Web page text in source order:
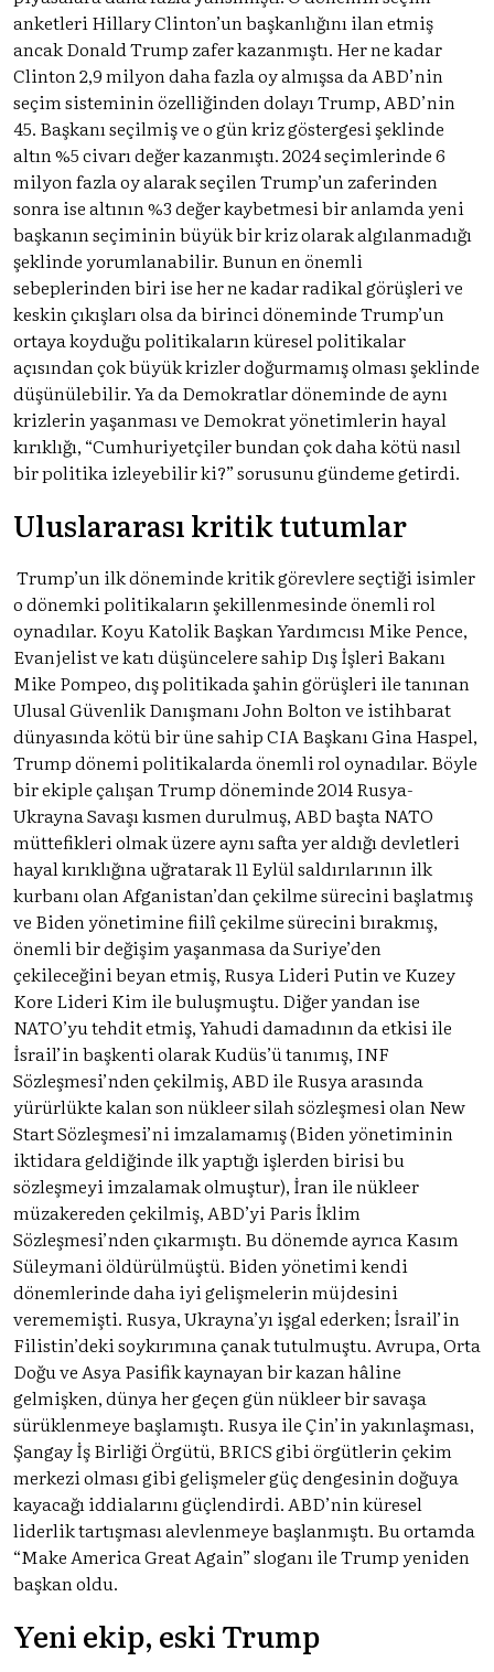
anketleri Hillary Clinton’un başkanlığını ilan etmiş
ancak Donald Trump zafer kazanmıştı. Her ne kadar
Clinton 2,9 milyon daha fazla oy almışsa da ABD’nin
seçim sisteminin özelliğinden dolayı Trump, ABD’nin
45. Başkanı seçilmiş ve o gün kriz göstergesi şeklinde
altın %5 civarı değer kazanmıştı. 2024 seçimlerinde 6
milyon fazla oy alarak seçilen Trump’un zaferinden
sonra ise altının %3 değer kaybetmesi bir anlamda yeni
başkanın seçiminin büyük bir kriz olarak algılanmadığı
şeklinde yorumlanabilir. Bunun en önemli
sebeplerinden biri ise her ne kadar radikal görüşleri ve
keskin çıkışları olsa da birinci döneminde Trump’un
ortaya koyduğu politikaların küresel politikalar
açısından çok büyük krizler doğurmamış olması şeklinde
düşünülebilir. Ya da Demokratlar döneminde de aynı
krizlerin yaşanması ve Demokrat yönetimlerin hayal
kırıklığı, “Cumhuriyetçiler bundan çok daha kötü nasıl
bir politika izleyebilir ki?” sorusunu gündeme getirdi.
Uluslararası kritik tutumlar
Trump’un ilk döneminde kritik görevlere seçtiği isimler
o dönemki politikaların şekillenmesinde önemli rol
oynadılar. Koyu Katolik Başkan Yardımcısı Mike Pence,
Evanjelist ve katı düşüncelere sahip Dış İşleri Bakanı
Mike Pompeo, dış politikada şahin görüşleri ile tanınan
Ulusal Güvenlik Danışmanı John Bolton ve istihbarat
dünyasında kötü bir üne sahip CIA Başkanı Gina Haspel,
Trump dönemi politikalarda önemli rol oynadılar. Böyle
bir ekiple çalışan Trump döneminde 2014 Rusya-
Ukrayna Savaşı kısmen durulmuş, ABD başta NATO
müttefikleri olmak üzere aynı safta yer aldığı devletleri
hayal kırıklığına uğratarak 11 Eylül saldırılarının ilk
kurbanı olan Afganistan’dan çekilme sürecini başlatmış
ve Biden yönetimine fiilî çekilme sürecini bırakmış,
önemli bir değişim yaşanmasa da Suriye’den
çekileceğini beyan etmiş, Rusya Lideri Putin ve Kuzey
Kore Lideri Kim ile buluşmuştu. Diğer yandan ise
NATO’yu tehdit etmiş, Yahudi damadının da etkisi ile
İsrail’in başkenti olarak Kudüs’ü tanımış, INF
Sözleşmesi’nden çekilmiş, ABD ile Rusya arasında
yürürlükte kalan son nükleer silah sözleşmesi olan New
Start Sözleşmesi’ni imzalamamış (Biden yönetiminin
iktidara geldiğinde ilk yaptığı işlerden birisi bu
sözleşmeyi imzalamak olmuştur), İran ile nükleer
müzakereden çekilmiş, ABD’yi Paris İklim
Sözleşmesi’nden çıkarmıştı. Bu dönemde ayrıca Kasım
Süleymani öldürülmüştü. Biden yönetimi kendi
dönemlerinde daha iyi gelişmelerin müjdesini
verememişti. Rusya, Ukrayna’yı işgal ederken; İsrail’in
Filistin’deki soykırımına çanak tutulmuştu. Avrupa, Orta
Doğu ve Asya Pasifik kaynayan bir kazan hâline
gelmişken, dünya her geçen gün nükleer bir savaşa
sürüklenmeye başlamıştı. Rusya ile Çin’in yakınlaşması,
Şangay İş Birliği Örgütü, BRICS gibi örgütlerin çekim
merkezi olması gibi gelişmeler güç dengesinin doğuya
kayacağı iddialarını güçlendirdi. ABD’nin küresel
liderlik tartışması alevlenmeye başlanmıştı. Bu ortamda
“Make America Great Again” sloganı ile Trump yeniden
başkan oldu.
Yeni ekip, eski Trump